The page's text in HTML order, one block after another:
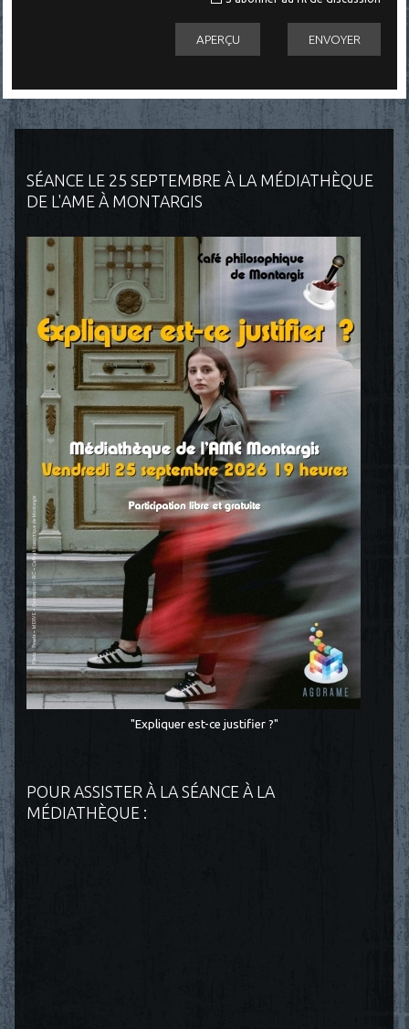
SÉANCE LE 25 SEPTEMBRE À LA MÉDIATHÈQUE
DE L'AME À MONTARGIS
"Expliquer est-ce justifier ?"
POUR ASSISTER À LA SÉANCE À LA
MÉDIATHÈQUE :